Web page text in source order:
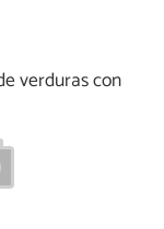
verduras con